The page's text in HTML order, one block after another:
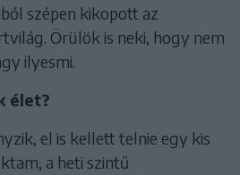
szépen kikopott az
Örülök is neki, hogy nem
ilyesmi.
élet?
el is kellett telnie egy kis
a heti szintű